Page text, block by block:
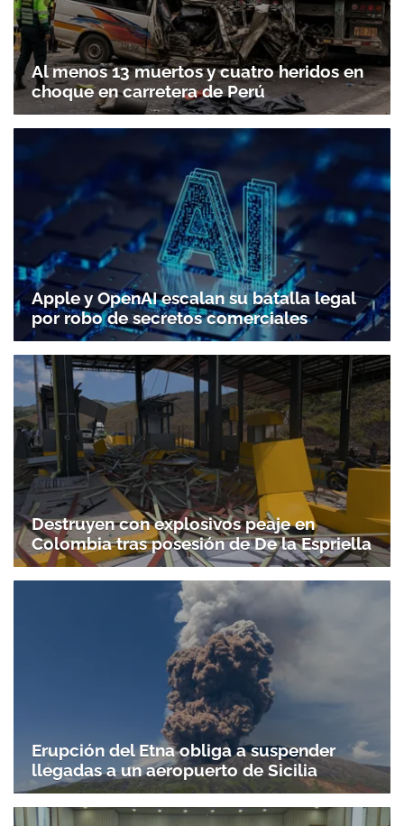
Al menos 13 muertos y cuatro heridos en
choque en carretera de Perú
Apple y OpenAI escalan su batalla legal
por robo de secretos comerciales
Destruyen con explosivos peaje en
Colombia tras posesión de De la Espriella
Erupción del Etna obliga a suspender
llegadas a un aeropuerto de Sicilia